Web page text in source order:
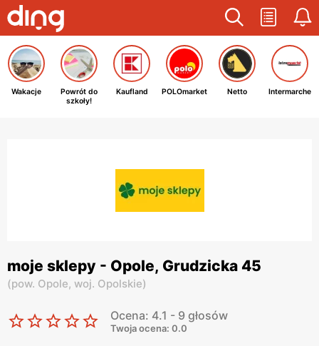
Wakacje
Powrót do
szkoły!
Kaufland POLOmarket Netto Intermarche
moje sklepy - Opole, Grudzicka 45
(pow. Opole, woj. Opolskie)
Ocena: 4.1 - 9 głosów
Twoja ocena: 0.0